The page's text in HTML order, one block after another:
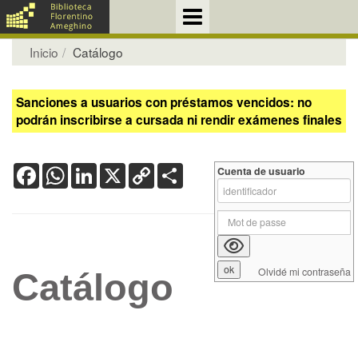
Inicio Catálogo
Sanciones a usuarios con préstamos vencidos: no
podrán inscribirse a cursada ni rendir exámenes finales
FacebookWhatsApp
LinkedIn
X Copy
Link
Catálogo
Cuenta de usuario
Olvidé mi contraseña